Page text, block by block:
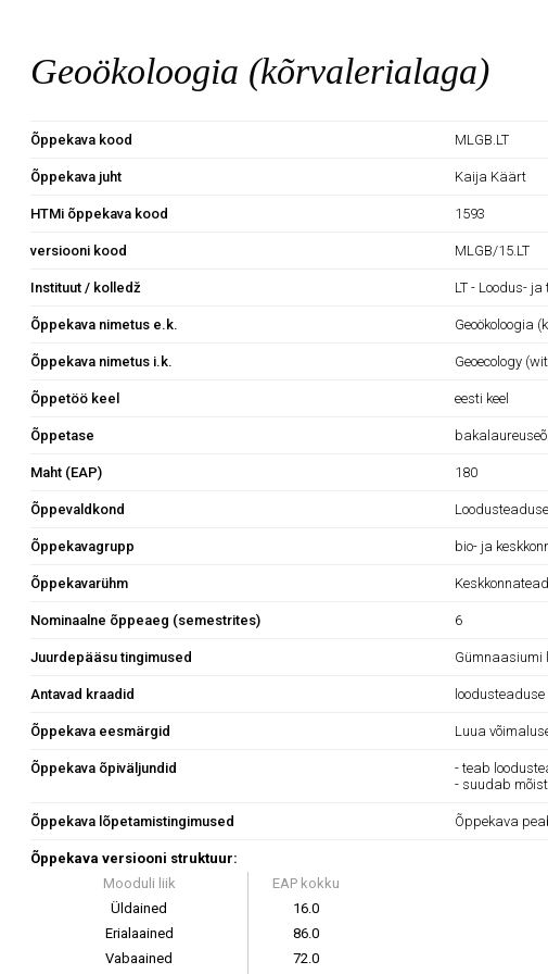
Geoökoloogia (kõrvalerialaga)
Õppekava kood MLGB.LT
Õppekava juht Kaija Käärt
HTMi õppekava kood 1593
versiooni kood MLGB/15.LT
Instituut / kolledž LT - Loodus-
Õppekava nimetus e.k. Geoökoloogia
Õppekava nimetus i.k. Geoecology
Õppetöö keel eesti keel
Õppetase
Maht (EAP) 180
Õppevaldkond
Õppekavagrupp bio- ja
Õppekavarühm
Nominaalne õppeaeg (semestrites) 6
Juurdepääsu tingimused Gümnaasiumi
Antavad kraadid
Õppekava eesmärgid Luua
Õppekava õpiväljundid
- teab
- suudab
Õppekava lõpetamistingimused Õppekava
Õppekava versiooni struktuur:
Mooduli liik
EAP kokku
Üldained
16.0
Erialaained
86.0
Vabaained
72.0